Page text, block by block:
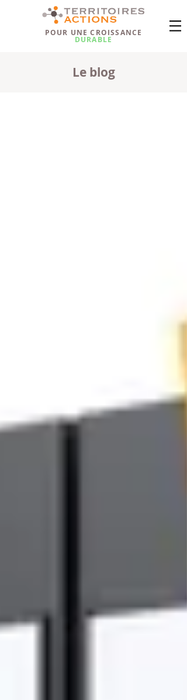
POUR UNE CROISSANCE
DURABLE
Le blog